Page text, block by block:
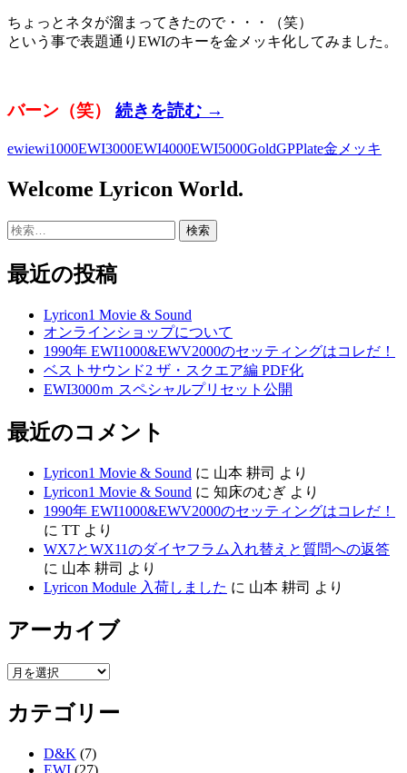
品
修
理
ちょっとネタが溜まってきたので・・・（笑）
という事で表題通りEWIのキーを金メッキ化してみました。
バーン（笑） 続きを読む EWI
ー
の
金
メ
ッ
→
ewiewi1000EWI3000EWI4000EWI5000GoldGPPlate金メッキ
Welcome Lyricon World.
検
最近の投稿
Lyricon1 Movie & Sound
オンラインショップについて
1990年 EWI1000&EWV2000のセッティングはコレだ！
ベストサウンド2 ザ・スクエア編 PDF化
EWI3000ｍ スペシャルプリセット公開
最近のコメント
Lyricon1 Movie & Sound に 山本 耕司 より
Lyricon1 Movie & Sound に 知床のむぎ より
1990年 EWI1000&EWV2000のセッティングはコレだ！
に TT より
WX7とWX11のダイヤフラム入れ替えと質問への返答
に 山本 耕司 より
Lyricon Module 入荷しました に 山本 耕司 より
アーカイブ
ア
カ
イ
カテゴリー
D&K (7)
EWI (27)